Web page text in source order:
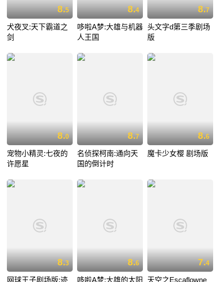
8.5
犬夜叉:天下霸道之
剑
8.4
哆啦A梦:大雄与机器
人王国
8.7
头文字d第三季剧场
版
8.0
宠物小精灵:七夜的
许愿星
8.7
名侦探柯南:通向天
国的倒计时
8.6
魔卡少女樱 剧场版
8.3
网球王子剧场版:迹
8.6
哆啦A梦:大雄的太阳
7.4
天空之Escaflowne